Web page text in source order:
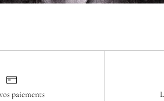
paiements